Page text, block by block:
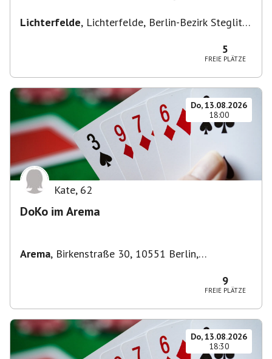
Lichterfelde, Lichterfelde, Berlin-Bezirk Steglitz-
5
FREIE PLÄTZE
Do, 13.08.2026
18:00
Kate, 62
DoKo im Arema
Arema, Birkenstraße 30, 10551 Berlin,
9
FREIE PLÄTZE
Do, 13.08.2026
18:30